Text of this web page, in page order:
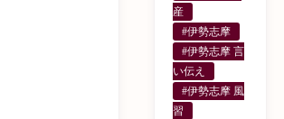
産
#伊勢志摩
#伊勢志摩 言
い伝え
#伊勢志摩 風
習